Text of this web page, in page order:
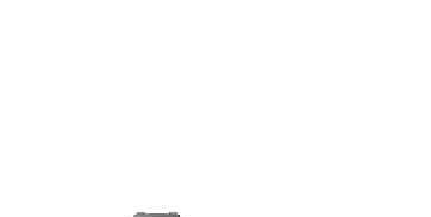
profissional.